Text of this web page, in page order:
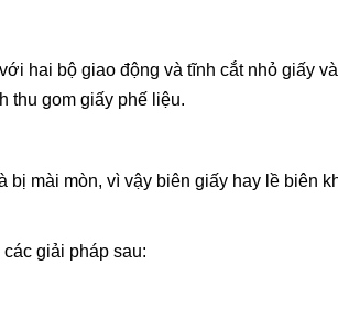
hai bộ giao động và tĩnh cắt nhỏ giấy
thu gom giấy phế liệu.
bị mài mòn, vì vậy biên giấy hay lề
giải pháp sau: